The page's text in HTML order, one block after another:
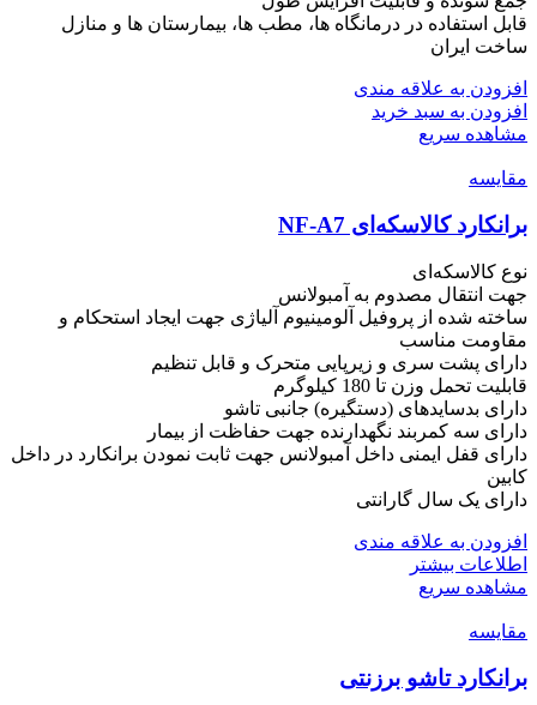
قابل استفاده در درمانگاه ها، مطب ها، بیمارستان ها و منازل
ساخت ایران
افزودن به علاقه مندی
افزودن به سبد خرید
مشاهده سریع
مقایسه
برانکارد کالاسکه‌ای NF-A7
نوع کالاسکه‌ای
جهت انتقال مصدوم به آمبولانس
ساخته شده از پروفیل آلومینیوم آلیاژی جهت ایجاد استحکام و
مقاومت مناسب
دارای پشت سری و زیرپایی متحرک و قابل تنظیم
قابلیت تحمل وزن تا 180 کیلوگرم
دارای بدسایدهای (دستگیره) جانبی تاشو
دارای سه کمربند نگهدارنده جهت حفاظت از بیمار
دارای قفل ایمنی داخل آمبولانس جهت ثابت نمودن برانکارد در داخل
کابین
دارای یک سال گارانتی
افزودن به علاقه مندی
اطلاعات بیشتر
مشاهده سریع
مقایسه
برانکارد تاشو برزنتی